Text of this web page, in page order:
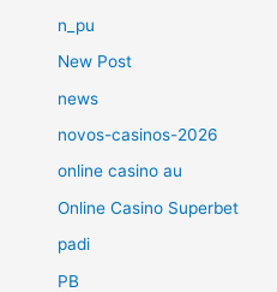
n_pu
New Post
news
novos-casinos-2026
online casino au
Online Casino Superbet
padi
PB